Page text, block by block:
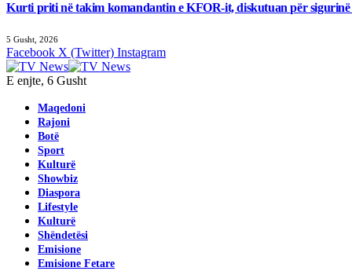
Kurti priti në takim komandantin e KFOR-it, diskutuan për sigurinë
5 Gusht, 2026
Facebook X (Twitter) Instagram
E enjte, 6 Gusht
Maqedoni
Rajoni
Botë
Sport
Kulturë
Showbiz
Diaspora
Lifestyle
Kulturë
Shëndetësi
Emisione
Emisione Fetare